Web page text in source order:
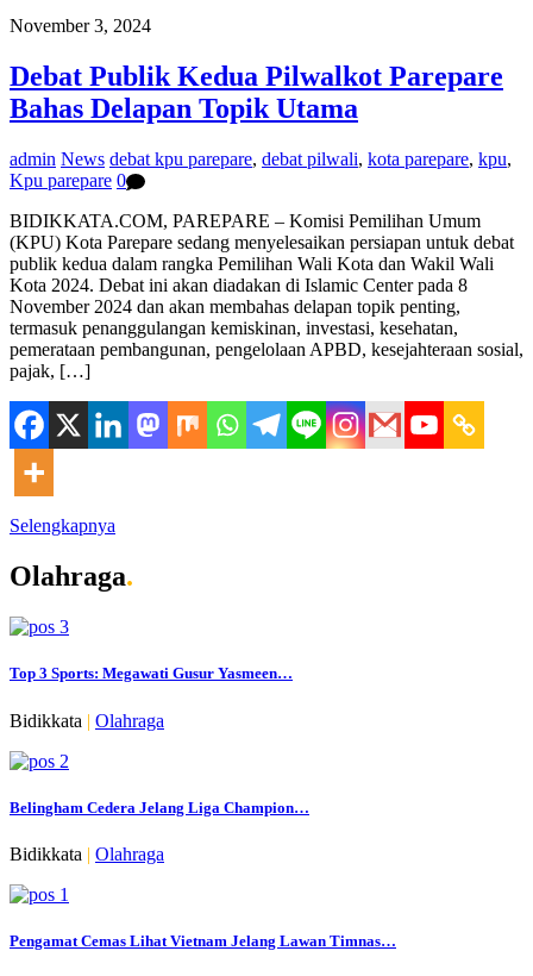
November 3, 2024
Debat Publik Kedua Pilwalkot Parepare
Bahas Delapan Topik Utama
admin News debat kpu parepare, debat pilwali, kota parepare, kpu,
Kpu parepare 0
BIDIKKATA.COM, PAREPARE – Komisi Pemilihan Umum
(KPU) Kota Parepare sedang menyelesaikan persiapan untuk debat
publik kedua dalam rangka Pemilihan Wali Kota dan Wakil Wali
Kota 2024. Debat ini akan diadakan di Islamic Center pada 8
November 2024 dan akan membahas delapan topik penting,
termasuk penanggulangan kemiskinan, investasi, kesehatan,
pemerataan pembangunan, pengelolaan APBD, kesejahteraan sosial,
pajak, […]
Selengkapnya
Olahraga.
Top 3 Sports: Megawati Gusur Yasmeen…
Bidikkata | Olahraga
Belingham Cedera Jelang Liga Champion…
Bidikkata | Olahraga
Pengamat Cemas Lihat Vietnam Jelang Lawan Timnas…